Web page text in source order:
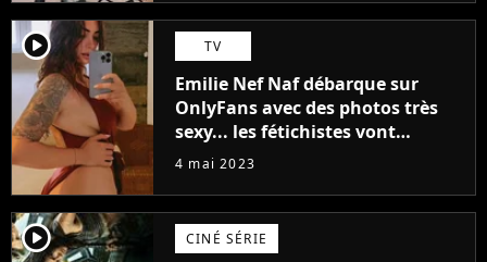
player2 TV
Emilie Nef Naf débarque sur
OnlyFans avec des photos très
sexy... les fétichistes vont
prendre leur pied !
4 mai 2023
player2 CINÉ SÉRIE